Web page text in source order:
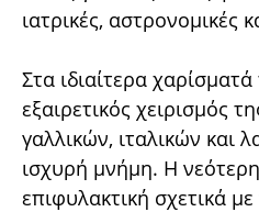
ιατρικές, αστρονομικές
Στα ιδιαίτερα
εξαιρετικός χειρισμός
γαλλικών, ιταλικών και
ισχυρή μνήμη. Η
επιφυλακτική σχετικά